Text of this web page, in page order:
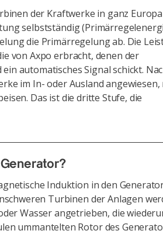
der Kraftwerke in ganz
selbstständig
die Primärregelung ab. Die
von Axpo erbracht, denen der
automatisches Signal schickt.
im In- oder Ausland angewiesen,
Das ist die dritte Stufe, die
Induktion in den
Turbinen der Anlagen
Wasser angetrieben, die
ummantelten Rotor des